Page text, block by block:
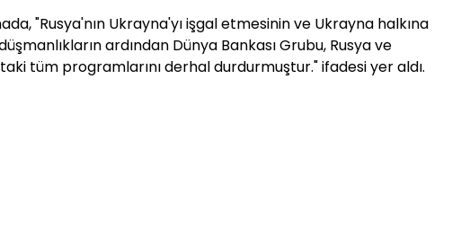
"Rusya'nın Ukrayna'yı işgal etmesinin ve Ukrayna halkına
ardından Dünya Bankası Grubu, Rusya ve
tüm programlarını derhal durdurmuştur." ifadesi yer aldı.